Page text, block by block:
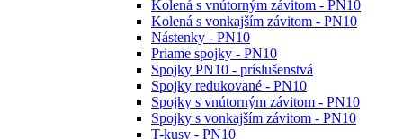
Kolená s vnútorným závitom - PN10
Kolená s vonkajším závitom - PN10
Nástenky - PN10
Priame spojky - PN10
Spojky PN10 - príslušenstvá
Spojky redukované - PN10
Spojky s vnútorným závitom - PN10
Spojky s vonkajším závitom - PN10
T-kusy - PN10